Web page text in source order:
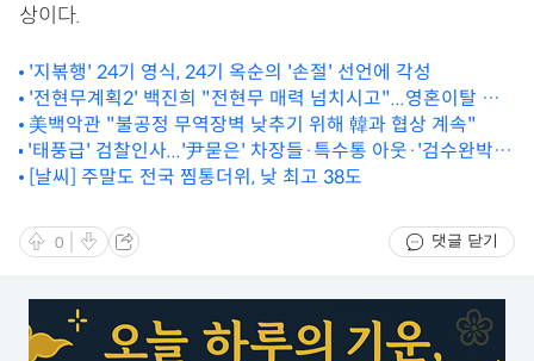
상이다.
'지볶행' 24기 영식, 24기 옥순의 '손절' 선언에 각성
'전현무계획2' 백진희 "전현무 매력 넘치시고"...영혼이탈 화
법
美백악관 "불공정 무역장벽 낮추기 위해 韓과 협상 계속"
'태풍급' 검찰인사...'尹묻은' 차장들·특수통 아웃·'검수완박'
법무부 검사 약진
[날씨] 주말도 전국 찜통더위, 낮 최고 38도
0 댓글 닫기